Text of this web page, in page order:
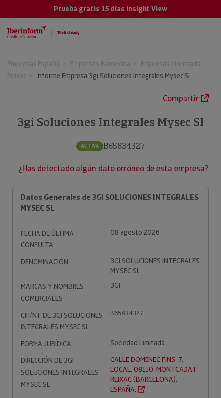
Prueba gratis 15 días Insight View
Empresas España Empresas Barcelona
Empresas Montcada I
Reixac
Informe Empresa 3gi Soluciones Integrales Mysec Sl
Compartir
3gi Soluciones Integrales Mysec Sl
ACTIVA B65834327
¿Has detectado algún dato erróneo de esta empresa?
Datos Generales de 3GI SOLUCIONES INTEGRALES
MYSEC SL
FECHA DE ÚLTIMA
CONSULTA
08 agosto 2026
DENOMINACIÓN
3GI SOLUCIONES INTEGRALES
MYSEC SL
MARCAS Y NOMBRES
COMERCIALES
3GI
CIF/NIF DE 3GI SOLUCIONES
INTEGRALES MYSEC SL
B65834327
FORMA JURÍDICA
Sociedad Limitada
DIRECCIÓN DE 3GI
SOLUCIONES INTEGRALES
MYSEC SL
CALLE DOMENEC FINS, 7,
LOCAL. 08110, MONTCADA I
REIXAC (BARCELONA).
ESPAÑA.